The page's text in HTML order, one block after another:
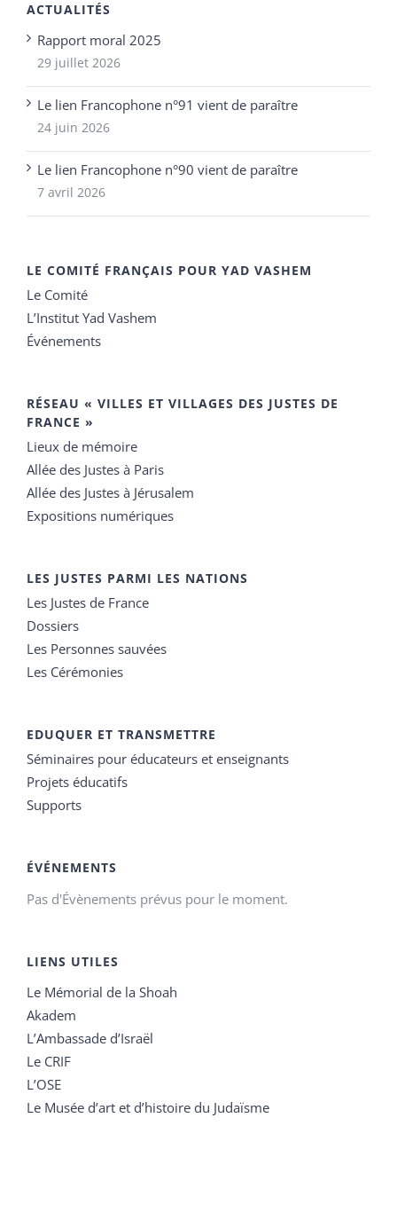
ACTUALITÉS
Rapport moral 2025
29 juillet 2026
Le lien Francophone n°91 vient de paraître
24 juin 2026
Le lien Francophone n°90 vient de paraître
7 avril 2026
LE COMITÉ FRANÇAIS POUR YAD VASHEM
Le Comité
L’Institut Yad Vashem
Événements
RÉSEAU « VILLES ET VILLAGES DES JUSTES DE
FRANCE »
Lieux de mémoire
Allée des Justes à Paris
Allée des Justes à Jérusalem
Expositions numériques
LES JUSTES PARMI LES NATIONS
Les Justes de France
Dossiers
Les Personnes sauvées
Les Cérémonies
EDUQUER ET TRANSMETTRE
Séminaires pour éducateurs et enseignants
Projets éducatifs
Supports
ÉVÉNEMENTS
Pas d'Évènements prévus pour le moment.
LIENS UTILES
Le Mémorial de la Shoah
Akadem
L’Ambassade d’Israël
Le CRIF
L’OSE
Le Musée d’art et d’histoire du Judaïsme